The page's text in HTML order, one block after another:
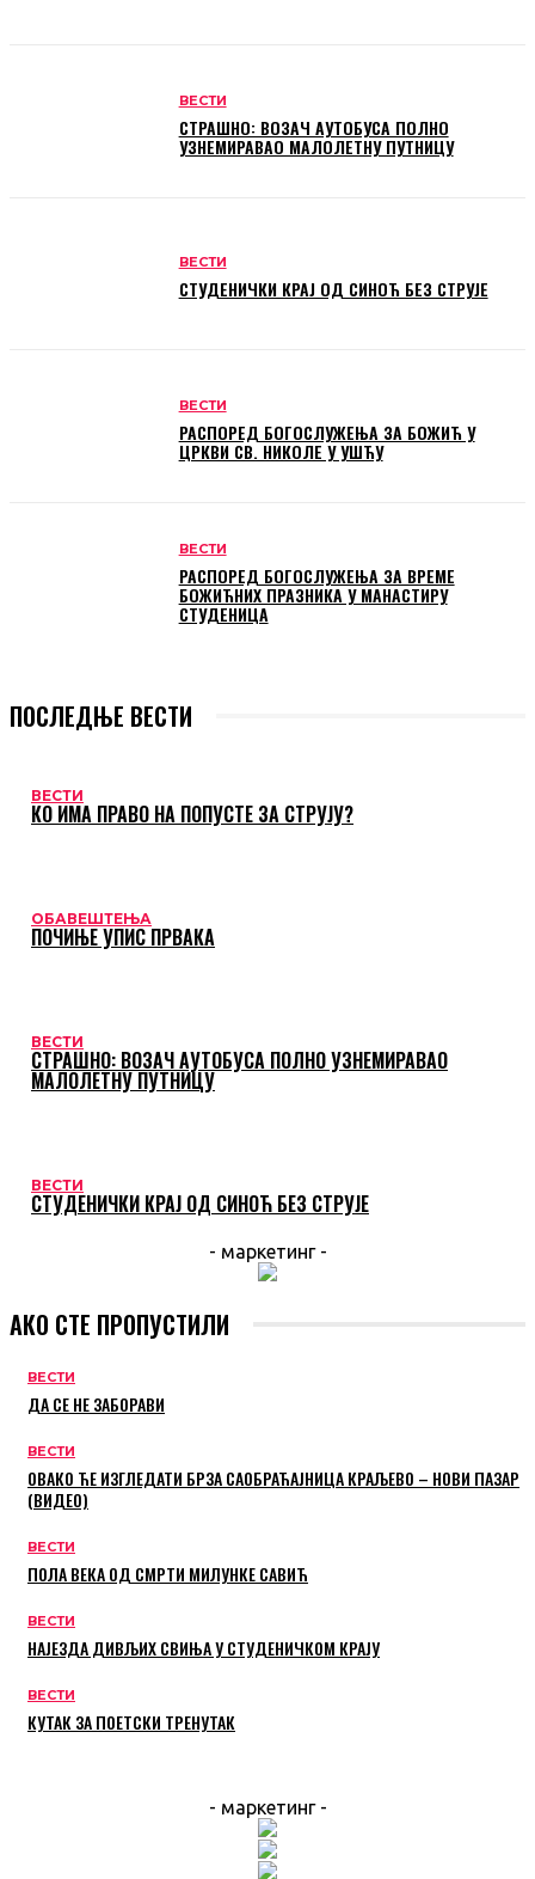
ВЕСТИ
СТРАШНО: ВОЗАЧ АУТОБУСА ПОЛНО
УЗНЕМИРАВАО МАЛОЛЕТНУ ПУТНИЦУ
ВЕСТИ
СТУДЕНИЧКИ КРАЈ ОД СИНОЋ БЕЗ СТРУЈЕ
ВЕСТИ
РАСПОРЕД БОГОСЛУЖЕЊА ЗА БОЖИЋ У
ЦРКВИ СВ. НИКОЛЕ У УШЋУ
ВЕСТИ
РАСПОРЕД БОГОСЛУЖЕЊА ЗА ВРЕМЕ
БОЖИЋНИХ ПРАЗНИКА У МАНАСТИРУ
СТУДЕНИЦА
ПОСЛЕДЊЕ ВЕСТИ
ВЕСТИ
КО ИМА ПРАВО НА ПОПУСТЕ ЗА СТРУЈУ?
ОБАВЕШТЕЊА
ПОЧИЊЕ УПИС ПРВАКА
ВЕСТИ
СТРАШНО: ВОЗАЧ АУТОБУСА ПОЛНО УЗНЕМИРАВАО
МАЛОЛЕТНУ ПУТНИЦУ
ВЕСТИ
СТУДЕНИЧКИ КРАЈ ОД СИНОЋ БЕЗ СТРУЈЕ
- маркетинг -
АКО СТЕ ПРОПУСТИЛИ
ВЕСТИ
ДА СЕ НЕ ЗАБОРАВИ
ВЕСТИ
ОВАКО ЋЕ ИЗГЛЕДАТИ БРЗА САОБРАЋАЈНИЦА КРАЉЕВО – НОВИ ПАЗАР
(ВИДЕО)
ВЕСТИ
ПОЛА ВЕКА ОД СМРТИ МИЛУНКЕ САВИЋ
ВЕСТИ
НАЈЕЗДА ДИВЉИХ СВИЊА У СТУДЕНИЧКОМ КРАЈУ
ВЕСТИ
КУТАК ЗА ПОЕТСКИ ТРЕНУТАК
- маркетинг -